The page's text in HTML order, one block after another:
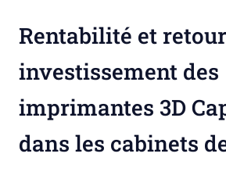
Rentabilité et
investissement des
imprimantes 3D
dans les cabinets